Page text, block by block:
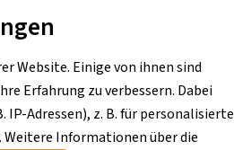
Website. Einige von ihnen sind
Erfahrung zu verbessern. Dabei
Adressen), z. B. für personalisierte
Informationen über die